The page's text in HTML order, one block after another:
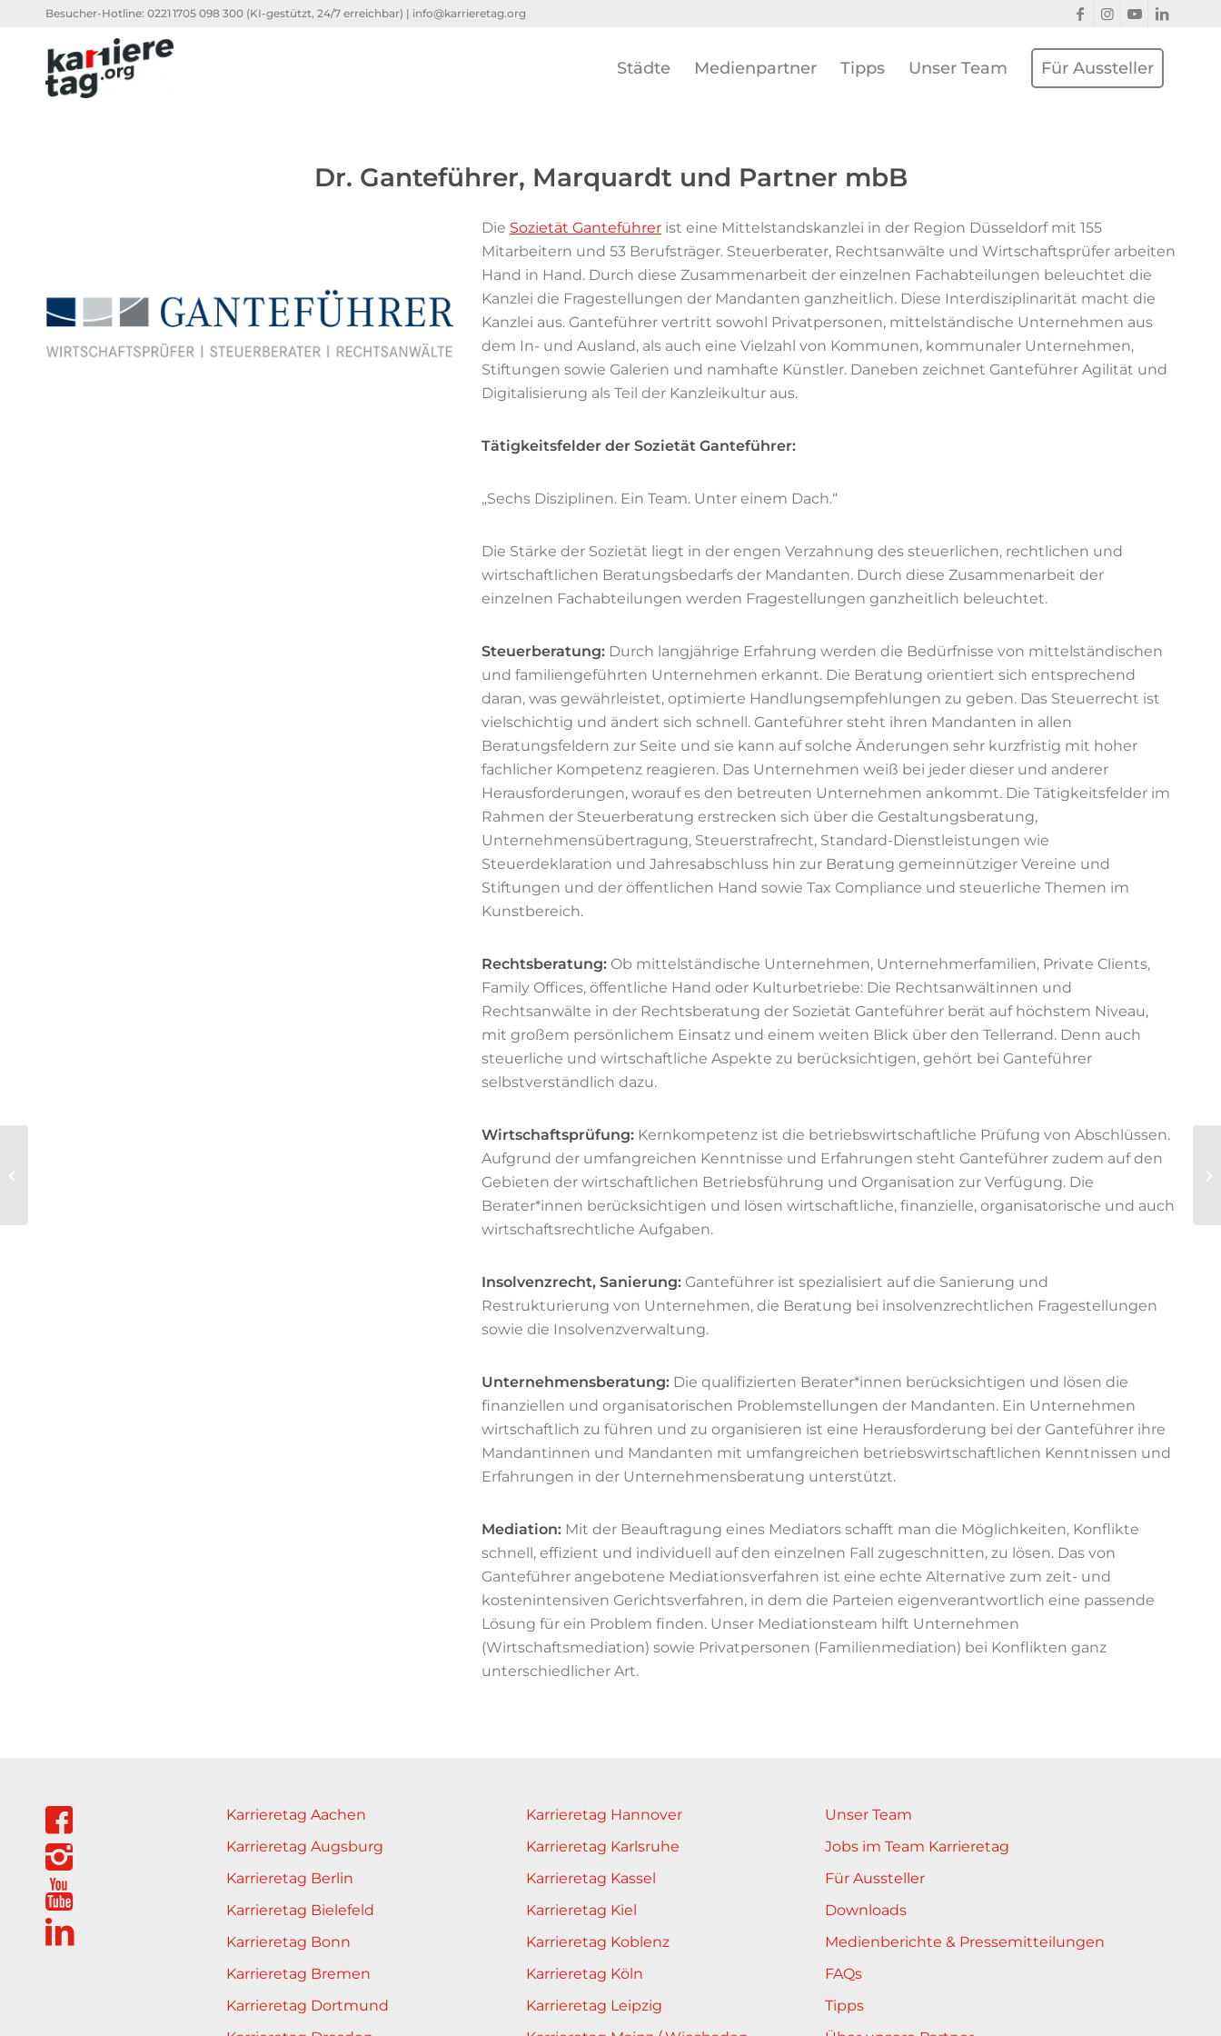
Besucher-Hotline: 0221 1705 098 300 (KI-gestützt, 24/7 erreichbar) | info@karrieretag.org
Städte Medienpartner Tipps Unser Team Für Aussteller
Dr. Ganteführer, Marquardt und Partner mbB
Die Sozietät Ganteführer ist eine Mittelstandskanzlei in der Region Düsseldorf mit 155
Mitarbeitern und 53 Berufsträger. Steuerberater, Rechtsanwälte und Wirtschaftsprüfer arbeiten
Hand in Hand. Durch diese Zusammenarbeit der einzelnen Fachabteilungen beleuchtet die
Kanzlei die Fragestellungen der Mandanten ganzheitlich. Diese Interdisziplinarität macht die
Kanzlei aus. Ganteführer vertritt sowohl Privatpersonen, mittelständische Unternehmen aus
dem In- und Ausland, als auch eine Vielzahl von Kommunen, kommunaler Unternehmen,
Stiftungen sowie Galerien und namhafte Künstler. Daneben zeichnet Ganteführer Agilität und
Digitalisierung als Teil der Kanzleikultur aus.
Tätigkeitsfelder der Sozietät Ganteführer:
„Sechs Disziplinen. Ein Team. Unter einem Dach.“
Die Stärke der Sozietät liegt in der engen Verzahnung des steuerlichen, rechtlichen und
wirtschaftlichen Beratungsbedarfs der Mandanten. Durch diese Zusammenarbeit der
einzelnen Fachabteilungen werden Fragestellungen ganzheitlich beleuchtet.
Steuerberatung: Durch langjährige Erfahrung werden die Bedürfnisse von mittelständischen
und familiengeführten Unternehmen erkannt. Die Beratung orientiert sich entsprechend
daran, was gewährleistet, optimierte Handlungsempfehlungen zu geben. Das Steuerrecht ist
vielschichtig und ändert sich schnell. Ganteführer steht ihren Mandanten in allen
Beratungsfeldern zur Seite und sie kann auf solche Änderungen sehr kurzfristig mit hoher
fachlicher Kompetenz reagieren. Das Unternehmen weiß bei jeder dieser und anderer
Herausforderungen, worauf es den betreuten Unternehmen ankommt. Die Tätigkeitsfelder im
Rahmen der Steuerberatung erstrecken sich über die Gestaltungsberatung,
Unternehmensübertragung, Steuerstrafrecht, Standard-Dienstleistungen wie
Steuerdeklaration und Jahresabschluss hin zur Beratung gemeinnütziger Vereine und
Stiftungen und der öffentlichen Hand sowie Tax Compliance und steuerliche Themen im
Kunstbereich.
Rechtsberatung: Ob mittelständische Unternehmen, Unternehmerfamilien, Private Clients,
Family Offices, öffentliche Hand oder Kulturbetriebe: Die Rechtsanwältinnen und
Rechtsanwälte in der Rechtsberatung der Sozietät Ganteführer berät auf höchstem Niveau,
mit großem persönlichem Einsatz und einem weiten Blick über den Tellerrand. Denn auch
steuerliche und wirtschaftliche Aspekte zu berücksichtigen, gehört bei Ganteführer
selbstverständlich dazu.
Wirtschaftsprüfung: Kernkompetenz ist die betriebswirtschaftliche Prüfung von Abschlüssen.
Aufgrund der umfangreichen Kenntnisse und Erfahrungen steht Ganteführer zudem auf den
Gebieten der wirtschaftlichen Betriebsführung und Organisation zur Verfügung. Die
Berater*innen berücksichtigen und lösen wirtschaftliche, finanzielle, organisatorische und auch
wirtschaftsrechtliche Aufgaben.
Insolvenzrecht, Sanierung: Ganteführer ist spezialisiert auf die Sanierung und
Restrukturierung von Unternehmen, die Beratung bei insolvenzrechtlichen Fragestellungen
sowie die Insolvenzverwaltung.
Unternehmensberatung: Die qualifizierten Berater*innen berücksichtigen und lösen die
finanziellen und organisatorischen Problemstellungen der Mandanten. Ein Unternehmen
wirtschaftlich zu führen und zu organisieren ist eine Herausforderung bei der Ganteführer ihre
Mandantinnen und Mandanten mit umfangreichen betriebswirtschaftlichen Kenntnissen und
Erfahrungen in der Unternehmensberatung unterstützt.
Mediation: Mit der Beauftragung eines Mediators schafft man die Möglichkeiten, Konflikte
schnell, effizient und individuell auf den einzelnen Fall zugeschnitten, zu lösen. Das von
Ganteführer angebotene Mediationsverfahren ist eine echte Alternative zum zeit- und
kostenintensiven Gerichtsverfahren, in dem die Parteien eigenverantwortlich eine passende
Lösung für ein Problem finden. Unser Mediationsteam hilft Unternehmen
(Wirtschaftsmediation) sowie Privatpersonen (Familienmediation) bei Konflikten ganz
unterschiedlicher Art.
Karrieretag Aachen
Karrieretag Augsburg
Karrieretag Berlin
Karrieretag Bielefeld
Karrieretag Bonn
Karrieretag Bremen
Karrieretag Dortmund
Karrieretag Hannover
Karrieretag Karlsruhe
Karrieretag Kassel
Karrieretag Kiel
Karrieretag Koblenz
Karrieretag Köln
Karrieretag Leipzig
Unser Team
Jobs im Team Karrieretag
Für Aussteller
Downloads
Medienberichte & Pressemitteilungen
FAQs
Tipps